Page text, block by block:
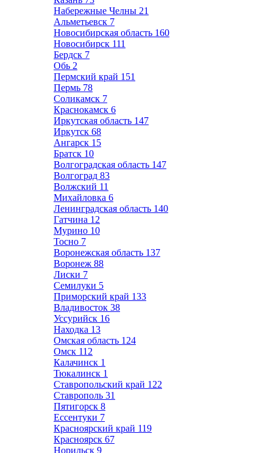
Набережные Челны 21
Альметьевск 7
Новосибирская область 160
Новосибирск 111
Бердск 7
Обь 2
Пермский край 151
Пермь 78
Соликамск 7
Краснокамск 6
Иркутская область 147
Иркутск 68
Ангарск 15
Братск 10
Волгоградская область 147
Волгоград 83
Волжский 11
Михайловка 6
Ленинградская область 140
Гатчина 12
Мурино 10
Тосно 7
Воронежская область 137
Воронеж 88
Лиски 7
Семилуки 5
Приморский край 133
Владивосток 38
Уссурийск 16
Находка 13
Омская область 124
Омск 112
Калачинск 1
Тюкалинск 1
Ставропольский край 122
Ставрополь 31
Пятигорск 8
Ессентуки 7
Красноярский край 119
Красноярск 67
Норильск 9